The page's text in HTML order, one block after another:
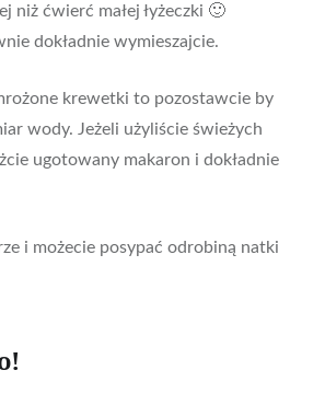
niż ćwierć małej łyżeczki 🙂
dokładnie wymieszajcie.
krewetki to pozostawcie by
wody. Jeżeli użyliście świeżych
ugotowany makaron i dokładnie
i możecie posypać odrobiną natki